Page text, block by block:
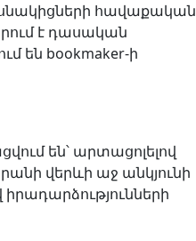
հավաքական
է դասական
են bookmaker-ի
են՝ արտացոլելով
վերևի աջ անկյունի